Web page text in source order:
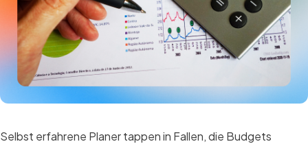
Selbst erfahrene Planer tappen in Fallen, die Budgets